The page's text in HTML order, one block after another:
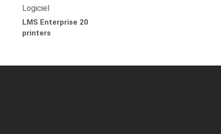
Logiciel
LMS Enterprise 20
printers